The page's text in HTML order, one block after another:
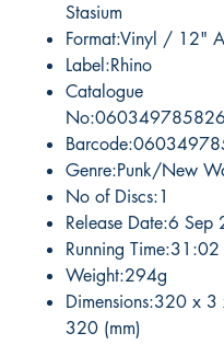
Stasium
Format:Vinyl / 12"
Label:Rhino
Catalogue
Genre:Punk/New
No of Discs:1
Release Date:6 Sep
Running Time:31:02
Weight:294g
Dimensions:320 x 3
320 (mm)